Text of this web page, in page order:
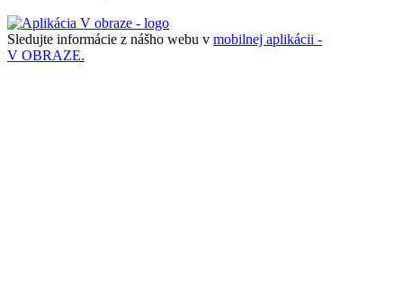
Sledujte informácie z nášho webu v mobilnej aplikácii -
V OBRAZE.